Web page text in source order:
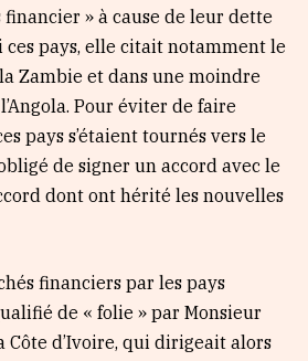
» à cause de leur dette
ces pays, elle citait notamment le
Zambie et dans une moindre
Pour éviter de faire
pays s’étaient tournés vers le
de signer un accord avec le
dont ont hérité les nouvelles
financiers par les pays
de « folie » par Monsieur
d’Ivoire, qui dirigeait alors